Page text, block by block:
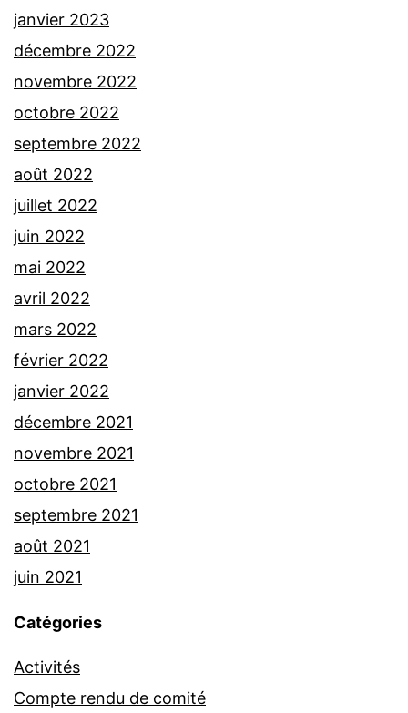
janvier 2023
décembre 2022
novembre 2022
octobre 2022
septembre 2022
août 2022
juillet 2022
juin 2022
mai 2022
avril 2022
mars 2022
février 2022
janvier 2022
décembre 2021
novembre 2021
octobre 2021
septembre 2021
août 2021
juin 2021
Catégories
Activités
Compte rendu de comité